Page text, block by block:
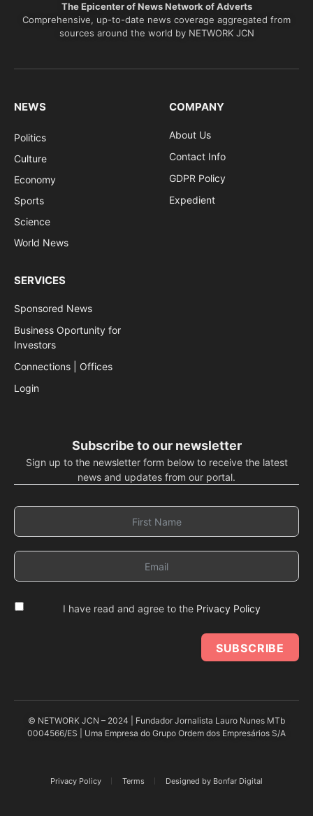
The Epicenter of News Network of Adverts
Comprehensive, up-to-date news coverage aggregated from
sources around the world by NETWORK JCN
NEWS
Politics
Culture
Economy
Sports
Science
World News
COMPANY
About Us
Contact Info
GDPR Policy
Expedient
SERVICES
Sponsored News
Business Oportunity for
Investors
Connections | Offices
Login
Subscribe to our newsletter
Sign up to the newsletter form below to receive the latest
news and updates from our portal.
I have read and agree to the Privacy Policy
SUBSCRIBE
© NETWORK JCN – 2024 | Fundador Jornalista Lauro Nunes MTb
0004566/ES | Uma Empresa do Grupo Ordem dos Empresários S/A
Privacy Policy Terms Designed by Bonfar Digital